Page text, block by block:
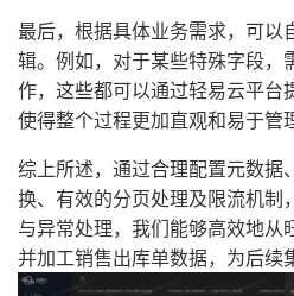
最后，根据具体业务需求，可以
辑。例如，对于某些特殊字段，
作，这些都可以通过轻易云平台
使得整个过程更加直观和易于管
综上所述，通过合理配置元数据
换、有效的分页处理及限流机制
与异常处理，我们能够高效地从
并加工销售出库单数据，为后续